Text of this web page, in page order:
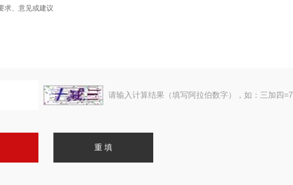
请输入计算结果（填写阿拉伯数字），如：三加四=7